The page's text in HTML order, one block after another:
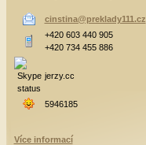
cinstina@preklady111.cz
+420 603 440 905
+420 734 455 886
jerzy.cc
5946185
Více informací